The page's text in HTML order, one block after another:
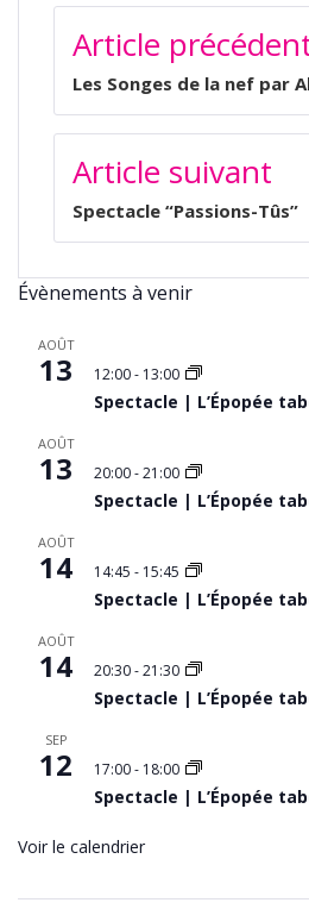
NAVIGATION
DE
L’ARTICLE
Article
Les Songes de la nef par
Article suivant
Spectacle “Passions-Tûs”
Évènements à venir
AOÛT
13 12:00- 13:00
Spectacle | L’Épopée
AOÛT
13 20:00-21:00
Spectacle | L’Épopée
AOÛT
14 14:45 - 15:45
Spectacle | L’Épopée
AOÛT
14 20:30-21:30
Spectacle | L’Épopée
SEP
12 17:00- 18:00
Spectacle | L’Épopée
Voir le calendrier